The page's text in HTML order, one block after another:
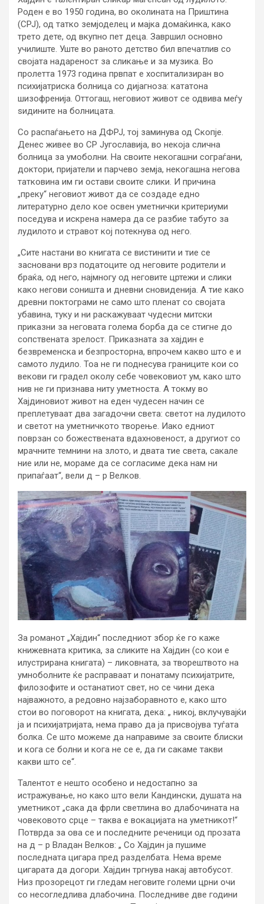
Роден е во 1950 година, во околината на Приштина
(СРЈ), од татко земјоделец и мајка домаќинка, како
трето дете, од вкупно пет деца. Завршил основно
училиште. Уште во раното детство бил впечатлив со
својата надареност за сликање и за музика. Во
пролетта 1973 година првпат е хоспитализиран во
психијатриска болница со дијагноза: кататона
шизофренија. Оттогаш, неговиот живот се одвива меѓу
ѕидините на болницата.
Со распаѓањето на ДФРЈ, тој заминува од Скопје.
Денес живее во СР Југославија, во некоја слична
болница за умоболни. На своите некогашни сограѓани,
доктори, пријатели и парчево земја, некогашна негова
татковина им ги остави своите слики. И причина
„преку“ неговиот живот да се создаде едно
литературно дело кое освен уметнички критериуми
поседува и искрена намера да се разбие табуто за
лудилото и стравот кој потекнува од него.
„Сите настани во книгата се вистинити и тие се
засновани врз податоците од неговите родители и
браќа, од него, најмногу од неговите цртежи и слики
како негови соништа и дневни сновиденија. А тие како
древни поктограми не само што пленат со својата
убавина, туку и ни раскажуваат чудесни митски
приказни за неговата голема борба да се стигне до
сопствената зрелост. Приказната за хајдин е
безвременска и безпросторна, впрочем какво што е и
самото лудило. Тоа не ги поднесува границите кои со
векови ги градел околу себе човековиот ум, како што
нив не ги признава ниту уметноста. А токму во
Хајдиновиот живот на еден чудесен начин се
преплетуваат два загадочни света: светот на лудилото
и светот на уметничкото творење. Иако едниот
поврзан со божествената вдахновеност, а другиот со
мрачните темнини на злото, и двата тие света, сакале
ние или не, мораме да се согласиме дека нам ни
припаѓаат“, вели д – р Велков.
За романот „Хајдин“ последниот збор ќе го каже
книжевната критика, за сликите на Хајдин (со кои е
илустрирана книгата) – ликовната, за творештвото на
умноболните ќе расправаат и понатаму психијатрите,
филозофите и останатиот свет, но се чини дека
најважното, а редовно најзаборавното е, како што
стои во поговорот на книгата, дека: „ никој, вклучувајќи
ја и психијатријата, нема право да ја присвојува туѓата
болка. Се што можеме да направиме за своите блиски
и кога се болни и кога не се е, да ги сакаме такви
какви што се“.
Талентот е нешто особено и недостапно за
истражување, но како што вели Кандински, душата на
уметникот „сака да фрли светлина во длабочината на
човековото срце – таква е вокацијата на уметникот!“
Потврда за ова се и последните реченици од прозата
на д – р Владан Велков: „ Со Хајдин ја пушиме
последната цигара пред разделбата. Нема време
цигарата да догори. Хајдин тргнува накај автобусот.
Низ прозорецот ги гледам неговите големи црни очи
со несогледлива длабочина. Последниве две години